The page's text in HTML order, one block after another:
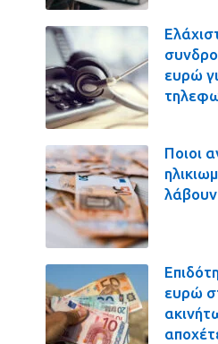
ευρώ
Ποιοι
ευρώ